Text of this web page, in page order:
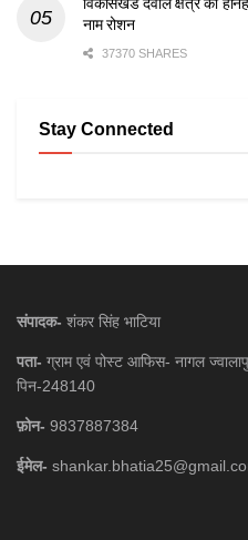
नाम रोशन
37370 SHARES
Stay Connected
संपादक- शंकर सिंह भाटिया
पता- ग्राम एवं पोस्ट आफिस- नागल
पिन-248140
फ़ोन- 9837887384
ईमेल-